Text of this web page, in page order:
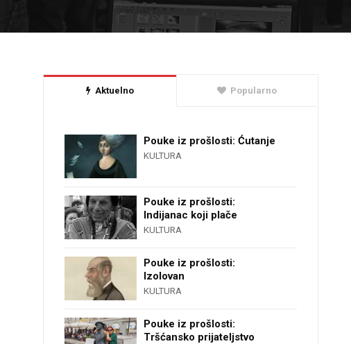
Aktuelno Popularno
Pouke iz prošlosti: Ćutanje
KULTURA
Pouke iz prošlosti:
Indijanac koji plače
KULTURA
Pouke iz prošlosti:
Izolovan
KULTURA
Pouke iz prošlosti:
Tršćansko prijateljstvo